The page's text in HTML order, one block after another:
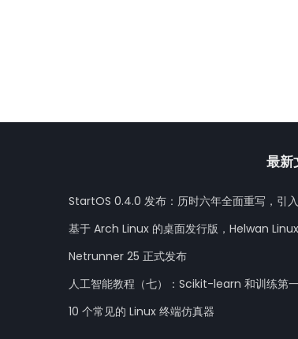
最新
StartOS 0.4.0 发布：历时六年全面重写，引
基于 Arch Linux 的桌面发行版，Helwan
Netrunner 25 正式发布
人工智能教程（七）：Scikit-learn 和训练第
10 个常见的 Linux 终端仿真器